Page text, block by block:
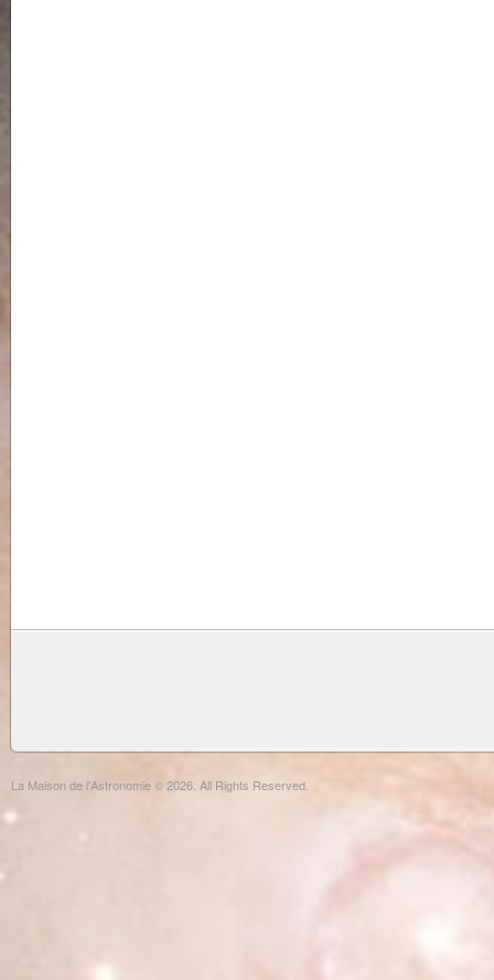
La Maison de l'Astronomie © 2026. All Rights Reserved.